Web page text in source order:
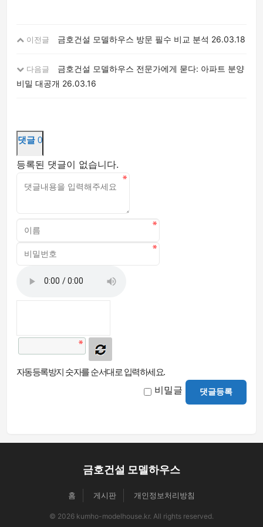
이전글 금호건설 모델하우스 방문 필수 비교 분석 26.03.18
다음글
금호건설 모델하우스 전문가에게 묻다: 아파트 분양
비밀 대공개 26.03.16
댓글 0
등록된 댓글이 없습니다.
자동등록방지 숫자를 순서대로 입력하세요.
비밀글 댓글등록
금호건설 모델하우스
홈 게시판 개인정보처리방침
© 2026 kumho-modelhouse.kr. All rights reserved.